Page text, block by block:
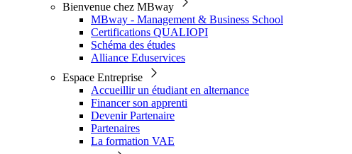
Bienvenue chez MBway
MBway - Management & Business School
Certifications QUALIOPI
Schéma des études
Alliance Eduservices
Espace Entreprise
Accueillir un étudiant en alternance
Financer son apprenti
Devenir Partenaire
Partenaires
La formation VAE